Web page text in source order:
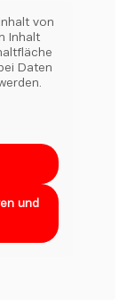
Inhalt
Daten
und